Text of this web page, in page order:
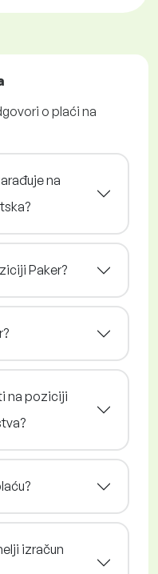
o plaći na
na
Paker?
na poziciji
izračun